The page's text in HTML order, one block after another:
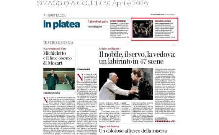
OMAGGIO A GOULD 30 Aprile 2026